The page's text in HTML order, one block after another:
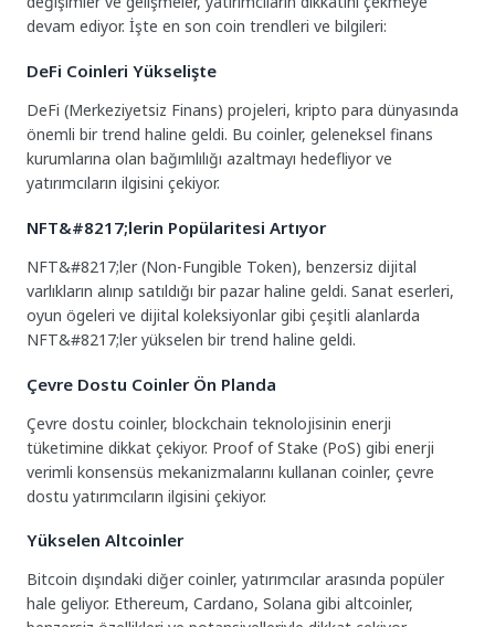
devam ediyor. İşte en son coin trendleri ve bilgileri:
DeFi Coinleri Yükselişte
DeFi (Merkeziyetsiz Finans) projeleri, kripto para dünyasında
önemli bir trend haline geldi. Bu coinler, geleneksel finans
kurumlarına olan bağımlılığı azaltmayı hedefliyor ve
yatırımcıların ilgisini çekiyor.
NFT&#8217;lerin Popülaritesi Artıyor
NFT&#8217;ler (Non-Fungible Token), benzersiz dijital
varlıkların alınıp satıldığı bir pazar haline geldi. Sanat eserleri,
oyun ögeleri ve dijital koleksiyonlar gibi çeşitli alanlarda
NFT&#8217;ler yükselen bir trend haline geldi.
Çevre Dostu Coinler Ön Planda
Çevre dostu coinler, blockchain teknolojisinin enerji
tüketimine dikkat çekiyor. Proof of Stake (PoS) gibi enerji
verimli konsensüs mekanizmalarını kullanan coinler, çevre
dostu yatırımcıların ilgisini çekiyor.
Yükselen Altcoinler
Bitcoin dışındaki diğer coinler, yatırımcılar arasında popüler
hale geliyor. Ethereum, Cardano, Solana gibi altcoinler,